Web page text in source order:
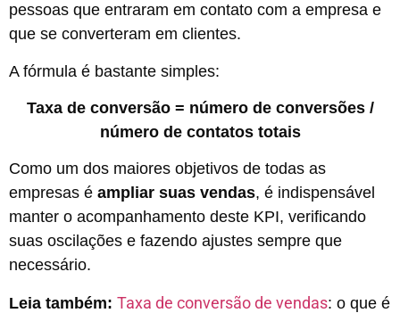
pessoas que entraram em contato com a empresa e
que se converteram em clientes.
A fórmula é bastante simples:
Taxa de conversão = número de conversões /
número de contatos totais
Como um dos maiores objetivos de todas as
empresas é ampliar suas vendas, é indispensável
manter o acompanhamento deste KPI, verificando
suas oscilações e fazendo ajustes sempre que
necessário.
Leia também: Taxa de conversão de vendas: o que é